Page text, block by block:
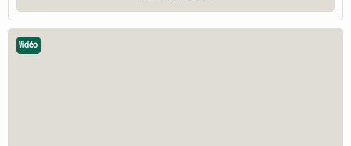
Vidéo